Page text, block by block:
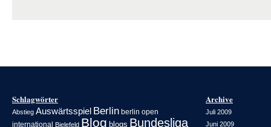
Schlagwörter
Abstieg Auswärtsspiel Berlin berlin open
international Bielefeld Blog blogs Bundesliga
Archive
Juli 2009
Juni 2009